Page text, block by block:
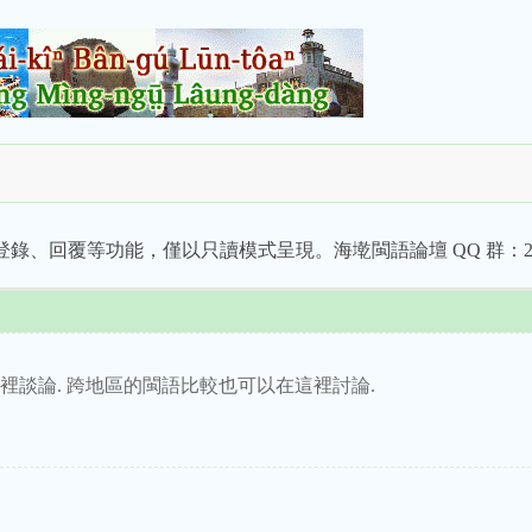
、回覆等功能，僅以只讀模式呈現。海墘閩語論壇 QQ 群：
談論. 跨地區的閩語比較也可以在這裡討論.